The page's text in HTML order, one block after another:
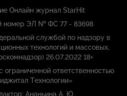
Онлайн журнал StarHit
номер ЭЛ № ФС 77 - 83698
службой по надзору в
технологий и массовых,
26.07.2022 18+
ответственностью
Технологии»
Ананьина А. Ю.